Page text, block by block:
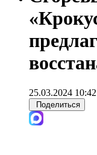
25.03.2024 10:42
Поделиться